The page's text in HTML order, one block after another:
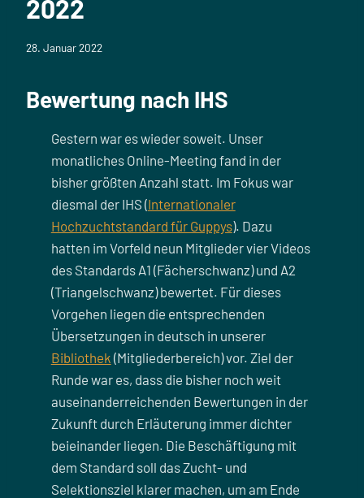
2022
28. Januar 2022
Bewertung nach IHS
Gestern war es wieder soweit. Unser
monatliches Online-Meeting fand in der
bisher größten Anzahl statt. Im Fokus war
diesmal der IHS (Internationaler
Hochzuchtstandard für Guppys). Dazu
hatten im Vorfeld neun Mitglieder vier Videos
des Standards A1 (Fächerschwanz) und A2
(Triangelschwanz) bewertet. Für dieses
Vorgehen liegen die entsprechenden
Übersetzungen in deutsch in unserer
Bibliothek (Mitgliederbereich) vor. Ziel der
Runde war es, dass die bisher noch weit
auseinanderreichenden Bewertungen in der
Zukunft durch Erläuterung immer dichter
beieinander liegen. Die Beschäftigung mit
dem Standard soll das Zucht- und
Selektionsziel klarer machen, um am Ende